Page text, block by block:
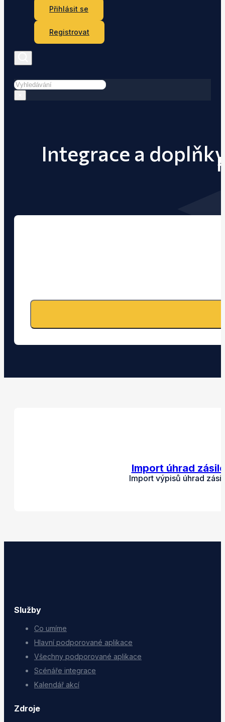
Přihlásit se
Registrovat
Hledat
Integrace a
Import úhrad
Import výpisů úhrad
Služby
Co umíme
Hlavní podporované aplikace
Všechny podporované aplikace
Scénáře integrace
Kalendář akcí
Zdroje